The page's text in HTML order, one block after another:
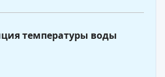
температуры воды